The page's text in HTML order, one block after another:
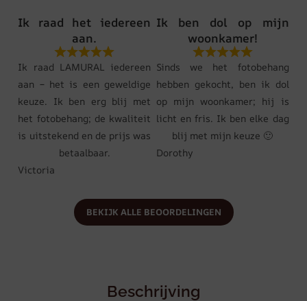
Ik raad het iedereen
aan.
Ik raad LAMURAL iedereen
aan – het is een geweldige
keuze. Ik ben erg blij met
het fotobehang; de kwaliteit
is uitstekend en de prijs was
betaalbaar.
Victoria
Ik ben dol op mijn
woonkamer!
Sinds we het fotobehang
hebben gekocht, ben ik dol
op mijn woonkamer; hij is
licht en fris. Ik ben elke dag
blij met mijn keuze 🙂
Dorothy
BEKIJK ALLE BEOORDELINGEN
Beschrijving